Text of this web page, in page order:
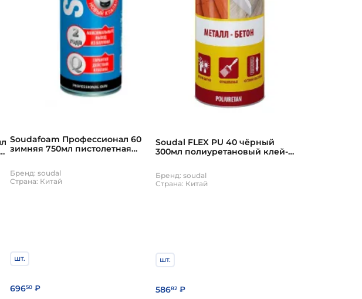
Soudafoam Профессионал 60
зимняя 750мл пистолетная
Бренд: soudal
Страна: Китай
шт.
69650 ₽
Soudal FLEX PU 40 чёрный
300мл полиуретановый клей-
Бренд: soudal
Страна: Китай
шт.
58682 ₽